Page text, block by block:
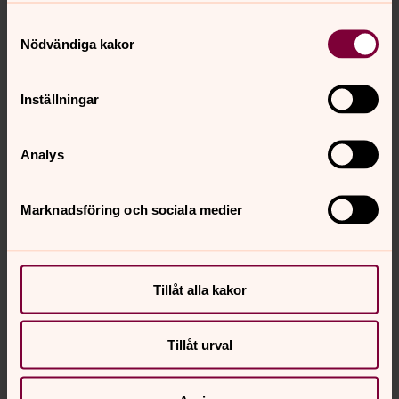
Nödvändiga kakor
Inställningar
Analys
Marknadsföring och sociala medier
Tillåt alla kakor
Tillåt urval
Styrsö kyrkogård
Torslanda kyrkogård
Tåns kyrkogård
Vrångö gamla kyrkogård
Vrångö nya kyrkogård
Västra Frölunda kyrkogård
Örgryte gamla kyrkogård